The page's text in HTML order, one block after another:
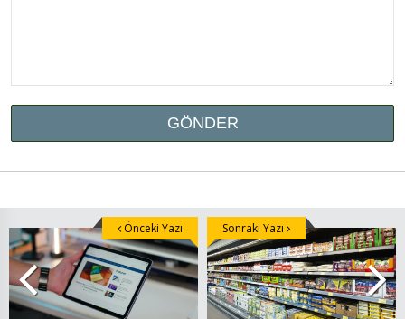
Önceki Yazı Sonraki Yazı